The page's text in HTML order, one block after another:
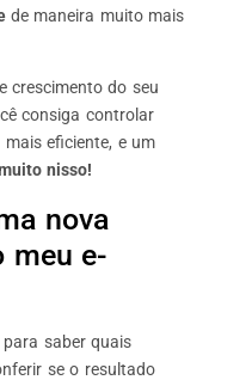
de maneira muito mais
crescimento do seu
consiga controlar
eficiente, e um
nisso!
nova
meu e-
saber quais
se o resultado